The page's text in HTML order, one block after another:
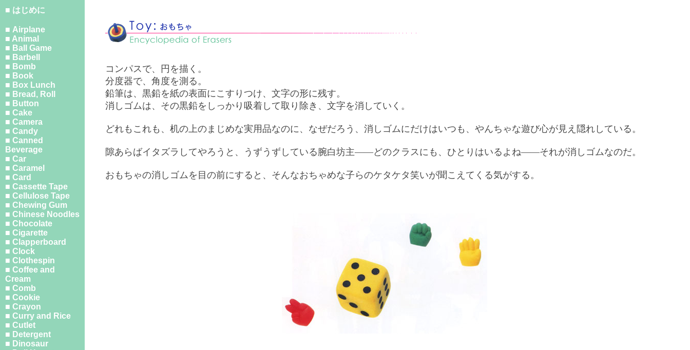
■ はじめに
■ Airplane
■ Animal
■ Ball Game
■ Barbell
■ Bomb
■ Book
■ Box Lunch
■ Bread, Roll
■ Button
■ Cake
■ Camera
■ Candy
■ Canned
Beverage
■ Car
■ Caramel
■ Card
■ Cassette Tape
■ Cellulose Tape
■ Chewing Gum
■ Chinese Noodles
■ Chocolate
■ Cigarette
■ Clapperboard
■ Clock
■ Clothespin
■ Coffee and
Cream
■ Comb
■ Cookie
■ Crayon
■ Curry and Rice
■ Cutlet
■ Detergent
■ Dinosaur
コンパスで、円を描く。
分度器で、角度を測る。
鉛筆は、黒鉛を紙の表面にこすりつけ、文字の形に残す。
消しゴムは、その黒鉛をしっかり吸着して取り除き、文字を消していく。
どれもこれも、机の上のまじめな実用品なのに、なぜだろう、消しゴムにだけはいつも、やんちゃな遊び心が見え隠れしている。
隙あらばイタズラしてやろうと、うずうずしている腕白坊主――どのクラスにも、ひとりはいるよね――それが消しゴムなのだ。
おもちゃの消しゴムを目の前にすると、そんなおちゃめな子らのケタケタ笑いが聞こえてくる気がする。